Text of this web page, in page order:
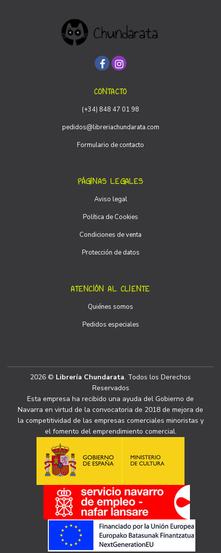
CONTACTO
(+34) 848 47 01 98
pedidos@libreriachundarata.com
Formulario de contacto
PÁGINAS LEGALES
Aviso legal
Política de Cookies
Condiciones de venta
Protección de datos
ATENCIÓN AL CLIENTE
Quiénes somos
Pedidos especiales
2026 © Librería Chundarata. Todos los Derechos
Reservados
Esta empresa ha recibido una ayuda del Gobierno de
Navarra en virtud de la convocatoria de 2018 de mejora de
la competitividad de las empresas comerciales minoristas y
el fomento del emprendimiento comercial.